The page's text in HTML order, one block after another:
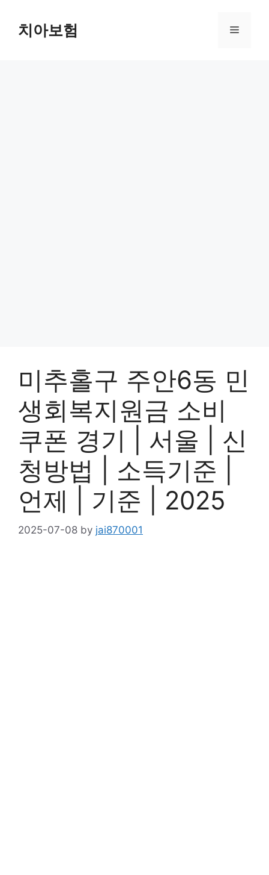
content치아보험 Menu
미추홀구 주안6동 민
생회복지원금 소비
쿠폰 경기 | 서울 | 신
청방법 | 소득기준 |
언제 | 기준 | 2025
2025-07-08 by jai870001